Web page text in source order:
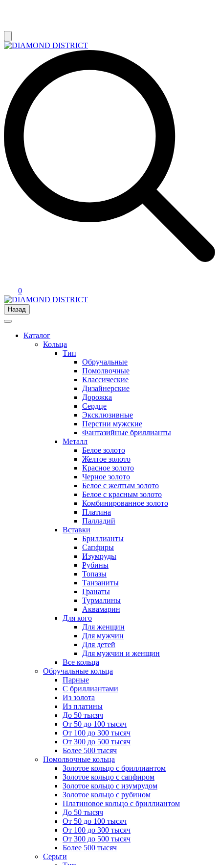
0
Назад
Каталог
Кольца
Тип
Обручальные
Помолвочные
Классические
Дизайнерские
Дорожка
Сердце
Эксклюзивные
Перстни мужские
Фантазийные бриллианты
Металл
Белое золото
Желтое золото
Красное золото
Черное золото
Белое с желтым золото
Белое с красным золото
Комбинированное золото
Платина
Палладий
Вставки
Бриллианты
Сапфиры
Изумруды
Рубины
Топазы
Танзаниты
Гранаты
Турмалины
Аквамарин
Для кого
Для женщин
Для мужчин
Для детей
Для мужчин и женщин
Все кольца
Обручальные кольца
Парные
С бриллиантами
Из золота
Из платины
До 50 тысяч
От 50 до 100 тысяч
От 100 до 300 тысяч
От 300 до 500 тысяч
Более 500 тысяч
Помолвочные кольца
Золотое кольцо с бриллиантом
Золотое кольцо с сапфиром
Золотое кольцо с изумрудом
Золотое кольцо с рубином
Платиновое кольцо с бриллиантом
До 50 тысяч
От 50 до 100 тысяч
От 100 до 300 тысяч
От 300 до 500 тысяч
Более 500 тысяч
Серьги